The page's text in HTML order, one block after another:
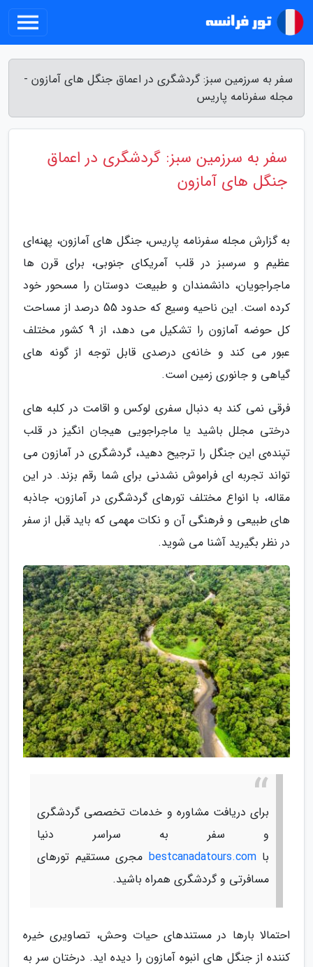
سفر به سرزمین سبز: گردشگری در اعماق جنگل های آمازون -
مجله سفرنامه پاریس
سفر به سرزمین سبز: گردشگری در اعماق
جنگل های آمازون
به گزارش مجله سفرنامه پاریس، جنگل های آمازون، پهنه‌ای
عظیم و سرسبز در قلب آمریکای جنوبی، برای قرن ها
ماجراجویان، دانشمندان و طبیعت دوستان را مسحور خود
کرده است. این ناحیه وسیع که حدود 55 درصد از مساحت
کل حوضه آمازون را تشکیل می دهد، از 9 کشور مختلف
عبور می کند و خانه‌ی درصدی قابل توجه از گونه های
گیاهی و جانوری زمین است.
فرقی نمی کند به دنبال سفری لوکس و اقامت در کلبه های
درختی مجلل باشید یا ماجراجویی هیجان انگیز در قلب
تپنده‌ی این جنگل را ترجیح دهید، گردشگری در آمازون می
تواند تجربه ای فراموش نشدنی برای شما رقم بزند. در این
مقاله، با انواع مختلف تورهای گردشگری در آمازون، جاذبه
های طبیعی و فرهنگی آن و نکات مهمی که باید قبل از سفر
در نظر بگیرید آشنا می شوید.
برای دریافت مشاوره و خدمات تخصصی گردشگری
و سفر به سراسر دنیا
باbestcanadatours.com مجری مستقیم تورهای
مسافرتی و گردشگری همراه باشید.
احتمالا بارها در مستندهای حیات وحش، تصاویری خیره
کننده از جنگل های انبوه آمازون را دیده اید. درختان سر به